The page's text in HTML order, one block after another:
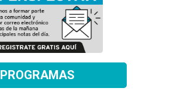
PROGRAMAS